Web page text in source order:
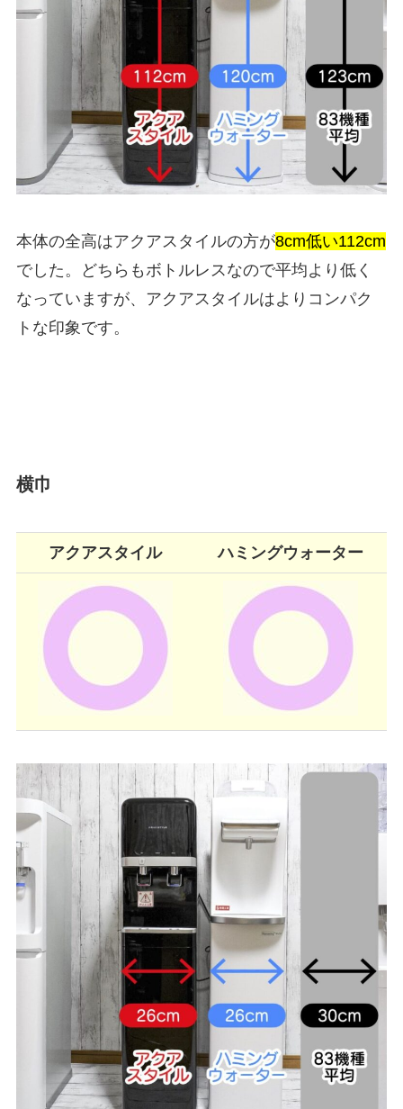
本体の全高はアクアスタイルの方が8cm低い112cm
でした。どちらもボトルレスなので平均より低く
なっていますが、アクアスタイルはよりコンパク
トな印象です。
横巾
アクアスタイル ハミングウォーター